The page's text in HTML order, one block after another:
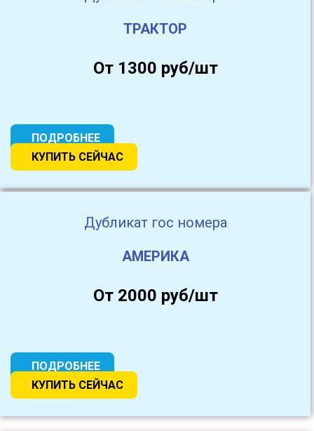
ТРАКТОР
От 1300 руб/шт
ПОДРОБНЕЕ
КУПИТЬ СЕЙЧАС
Дубликат гос номера
АМЕРИКА
От 2000 руб/шт
ПОДРОБНЕЕ
КУПИТЬ СЕЙЧАС